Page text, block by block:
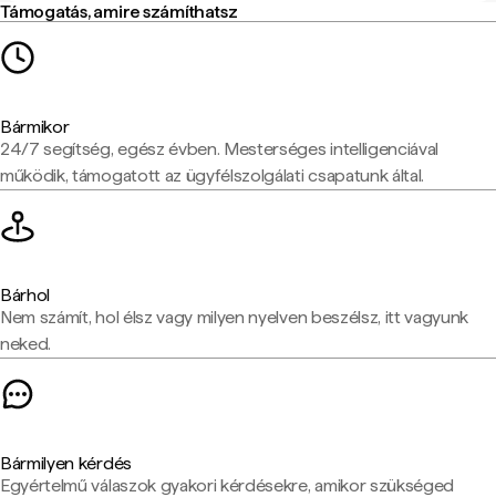
Támogatás, amire számíthatsz
Bármikor
24/7 segítség, egész évben. Mesterséges intelligenciával
működik, támogatott az ügyfélszolgálati csapatunk által.
Bárhol
Nem számít, hol élsz vagy milyen nyelven beszélsz, itt vagyunk
neked.
Bármilyen kérdés
Egyértelmű válaszok gyakori kérdésekre, amikor szükséged